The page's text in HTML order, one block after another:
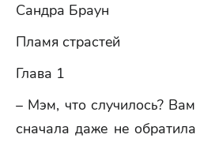
Сандра Браун
Пламя страстей
Глава 1
– Мэм, что случилось?
сначала даже не